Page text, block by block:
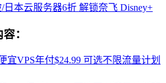
本云服务器6折 解锁奈飞 Disney+
：